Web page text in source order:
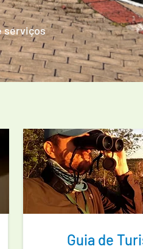
serviços
Guia de